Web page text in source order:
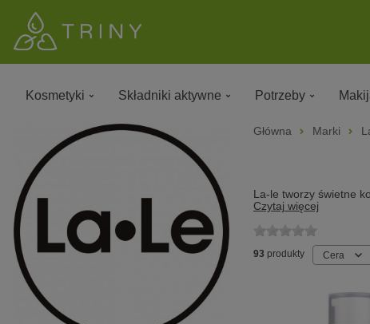
Kosmetyki Składniki aktywne Potrzeby
Główna Marki
La-le tworzy świetne
Czytaj więcej
93 produkty Cera